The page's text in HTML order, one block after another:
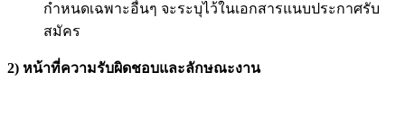
กำหนดเฉพาะอื่นๆ จะระบุไว้ในเอกสารแนบประกาศรับ
สมัคร
2) หน้าที่ความรับผิดชอบและลักษณะงาน